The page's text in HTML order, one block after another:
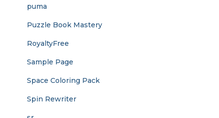
puma
Puzzle Book Mastery
RoyaltyFree
Sample Page
Space Coloring Pack
Spin Rewriter